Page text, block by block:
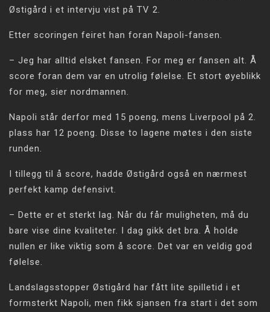
Østigård i et intervju vist på TV 2.
Etter scoringen feiret han foran Napoli-fansen.
– Jeg har alltid elsket fansen. For meg er fansen alt. Å
score foran dem var en utrolig følelse. Et stort øyeblikk
for meg, sier nordmannen.
Napoli står derfor med 15 poeng, mens Liverpool på 2.
plass har 12 poeng. Disse to lagene møtes i den siste
runden.
I tillegg til å score, hadde Østigård også en nærmest
perfekt kamp defensivt.
– Dette er et sterkt lag. Når du får muligheten, må du
bare vise dine kvaliteter. I dag gikk det bra. Å holde
nullen er like viktig som å score. Det var en veldig god
følelse.
Landslagsstopper Østigård har fått lite spilletid i et
formsterkt Napoli, men fikk sjansen fra start i det som